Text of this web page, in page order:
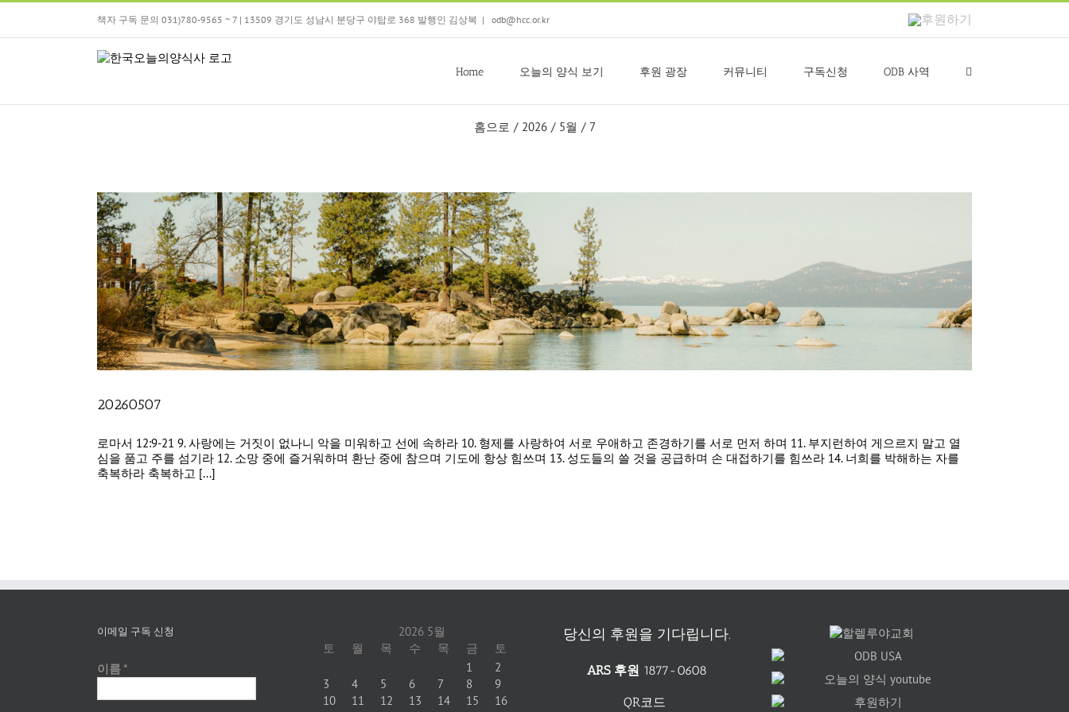
Skip
content
책자 구독 문의 031)780-9565 ~ 7 | 13509 경기도 성남시 분당구 야탑로 368 발행인 김상복 | odb@hcc.or.kr
후
Home
오늘의 양식 보기 후원 광장 커뮤니티 구독신청 ODB 사역
홈으로 / 2026 / 5월 / 7
20260507
로마서 12:9-21 9. 사랑에는 거짓이 없나니 악을 미워하고 선에 속하라 10. 형제를 사랑하여 서로 우애하고 존경하기를 서로 먼저 하며 11. 부지런하여 게으르지 말고 열
심을 품고 주를 섬기라 12. 소망 중에 즐거워하며 환난 중에 참으며 기도에 항상 힘쓰며 13. 성도들의 쓸 것을 공급하며 손 대접하기를 힘쓰라 14. 너희를 박해하는 자를
축복하라 축복하고 [...]
이메일 구독 신청
이름 *
2026 5월
토 월 목 수 목 금 토
1
2
3
4 5 6 7 8
9
10
11 12 13 14 15
16
당신의 후원을 기다립니다.
ARS 후원 1877-0608
QR코드